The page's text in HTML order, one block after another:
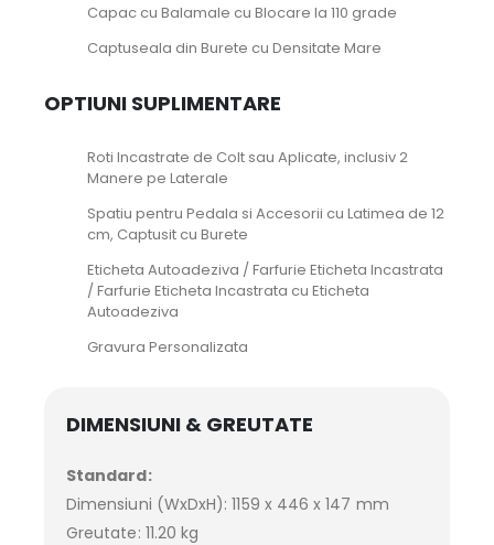
Capac cu Balamale cu Blocare la 110 grade
Captuseala din Burete cu Densitate Mare
OPTIUNI SUPLIMENTARE
Roti Incastrate de Colt sau Aplicate, inclusiv 2
Manere pe Laterale
Spatiu pentru Pedala si Accesorii cu Latimea de 12
cm, Captusit cu Burete
Eticheta Autoadeziva / Farfurie Eticheta Incastrata
/ Farfurie Eticheta Incastrata cu Eticheta
Autoadeziva
Gravura Personalizata
DIMENSIUNI & GREUTATE
Standard:
Dimensiuni (WxDxH): 1159 x 446 x 147 mm
Greutate: 11.20 kg